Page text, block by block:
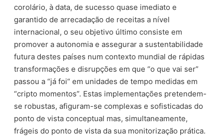
corolário, à data, de sucesso quase imediato e
garantido de arrecadação de receitas a nível
internacional, o seu objetivo último consiste em
promover a autonomia e assegurar a sustentabilidade
futura destes países num contexto mundial de rápidas
transformações e disrupções em que “o que vai ser”
passou a “já foi“ em unidades de tempo medidas em
“cripto momentos”. Estas implementações pretendem-
se robustas, afiguram-se complexas e sofisticadas do
ponto de vista conceptual mas, simultaneamente,
frágeis do ponto de vista da sua monitorização prática.